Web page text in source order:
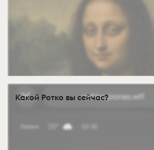
Какой Ротко вы сейчас?